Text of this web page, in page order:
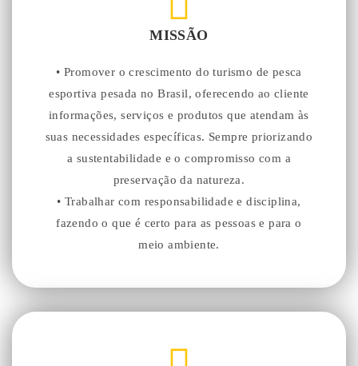
MISSÃO
• Promover o crescimento do turismo de pesca
esportiva pesada no Brasil, oferecendo ao cliente
informações, serviços e produtos que atendam às
suas necessidades específicas. Sempre priorizando
a sustentabilidade e o compromisso com a
preservação da natureza.
• Trabalhar com responsabilidade e disciplina,
fazendo o que é certo para as pessoas e para o
meio ambiente.